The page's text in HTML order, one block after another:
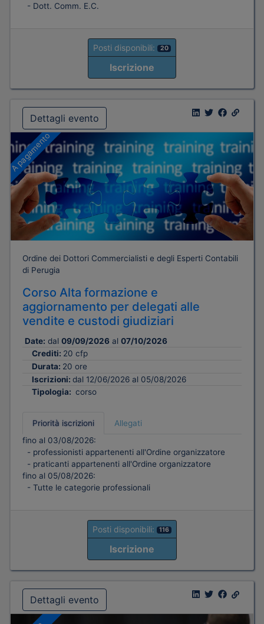
- Dott. Comm. E.C.
Posti disponibili: 20
Iscrizione
Dettagli evento
A pagamento
Ordine dei Dottori Commercialisti e degli Esperti Contabili
di Perugia
Corso Alta formazione e
aggiornamento per delegati alle
vendite e custodi giudiziari
Date: dal 09/09/2026 al 07/10/2026
Crediti: 20 cfp
Durata: 20 ore
Iscrizioni: dal 12/06/2026 al 05/08/2026
Tipologia: corso
Priorità iscrizioni
Allegati
fino al 03/08/2026:
- professionisti appartenenti all'Ordine organizzatore
- praticanti appartenenti all'Ordine organizzatore
fino al 05/08/2026:
- Tutte le categorie professionali
Posti disponibili: 116
Iscrizione
Dettagli evento